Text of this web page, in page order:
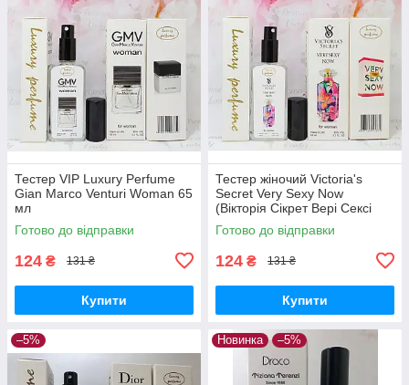
Тестер VIP Luxury Perfume
Gian Marco Venturi Woman 65
мл
Готово до відправки
124 ₴ 131 ₴
Купити
Тестер жіночий Victoria's
Secret Very Sexy Now
(Вікторія Сікрет Вері Сексі
Нау) 65 мл
Готово до відправки
124 ₴ 131 ₴
Купити
–5% Новинка –5%